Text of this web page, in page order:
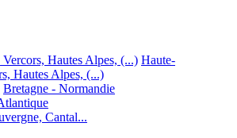
Hautes Alpes, (...) Haute-
Hautes Alpes, (...)
Bretagne - Normandie
Cantal...